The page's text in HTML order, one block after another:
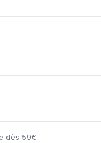
dès 59€